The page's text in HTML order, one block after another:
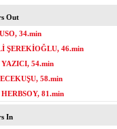
Out
34.min
ŞEREKİOĞLU, 46.min
54.min
58.min
81.min
In